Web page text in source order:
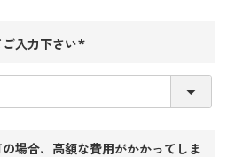
入力下さい
場合、高額な費用がかかってしま